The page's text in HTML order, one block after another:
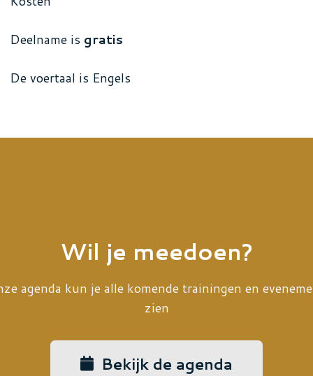
Deelname is gratis
De voertaal is Engels
Wil je meedoen?
agenda kun je alle komende trainingen en
zien
Bekijk de agenda